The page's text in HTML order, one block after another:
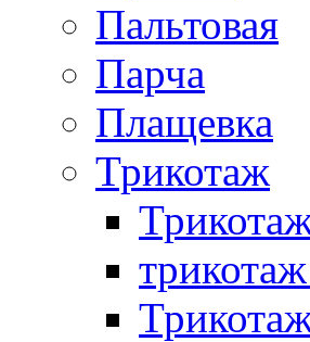
Пальтовая
Парча
Плащевка
Трикотаж